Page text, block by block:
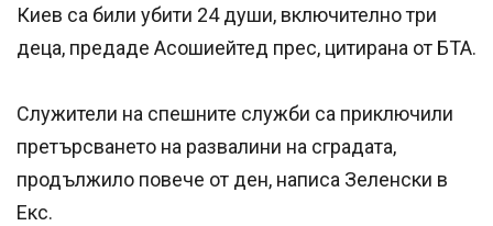
Киев са били убити 24 души, включително три
деца, предаде Асошиейтед прес, цитирана от БТА.
Служители на спешните служби са приключили
претърсването на развалини на сградата,
продължило повече от ден, написа Зеленски в
Екс.